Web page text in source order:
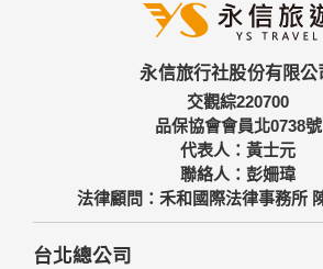
永信旅行社股份有限公
交觀綜220700
品保協會會員北0738號
代表人：黃士元
聯絡人：彭姍瑋
法律顧問：禾和國際法律事務所
台北總公司